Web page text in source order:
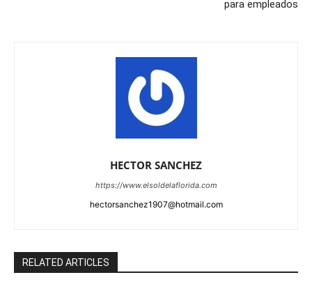
para empleados
HECTOR SANCHEZ
https://www.elsoldelaflorida.com
hectorsanchez1907@hotmail.com
RELATED ARTICLES